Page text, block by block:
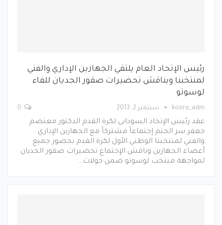
رئيس الإتحاد العام يلتقي الجهازين الإداري والفني
لمنتخبنا ويناقش تحضيرات صقور الجديان للقاء
لوسوتو
koora_adm سبتمبر 2, 2013
عقد رئيس الإتحاد السودانى لكرة القدم الدكتور معتصم
جعفر سر الحتم إجتماعاً مشتركاً مع الجهازين الإداري
والفني لمنتخبنا الوطني الأول لكرة القدم بحضور جميع
أعضاء الجهازين وناقش الإجتماع تحضيرات صقور الجديان
لمواجهة منتخب لوسوتو ضمن جولات…